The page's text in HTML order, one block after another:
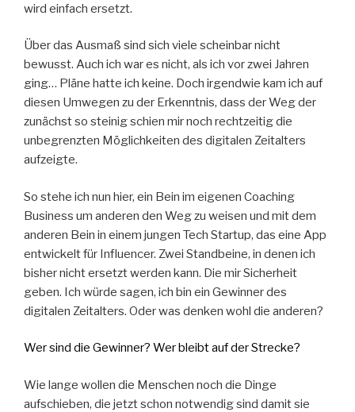
wird einfach ersetzt.
Über das Ausmaß sind sich viele scheinbar nicht
bewusst. Auch ich war es nicht, als ich vor zwei Jahren
ging… Pläne hatte ich keine. Doch irgendwie kam ich auf
diesen Umwegen zu der Erkenntnis, dass der Weg der
zunächst so steinig schien mir noch rechtzeitig die
unbegrenzten Möglichkeiten des digitalen Zeitalters
aufzeigte.
So stehe ich nun hier, ein Bein im eigenen Coaching
Business um anderen den Weg zu weisen und mit dem
anderen Bein in einem jungen Tech Startup, das eine App
entwickelt für Influencer. Zwei Standbeine, in denen ich
bisher nicht ersetzt werden kann. Die mir Sicherheit
geben. Ich würde sagen, ich bin ein Gewinner des
digitalen Zeitalters. Oder was denken wohl die anderen?
Wer sind die Gewinner? Wer bleibt auf der Strecke?
Wie lange wollen die Menschen noch die Dinge
aufschieben, die jetzt schon notwendig sind damit sie